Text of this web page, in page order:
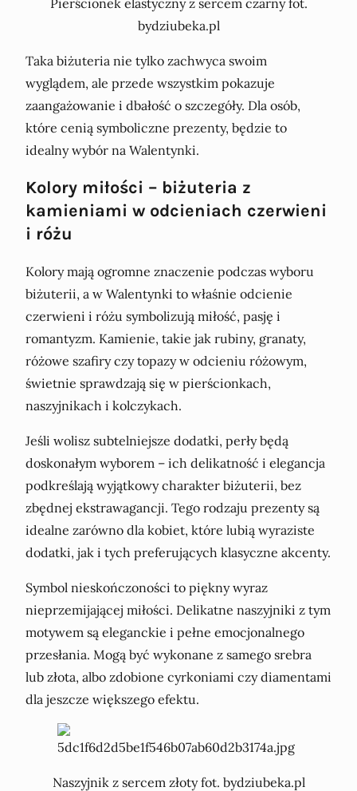
Pierścionek elastyczny z sercem czarny fot.
bydziubeka.pl
Taka biżuteria nie tylko zachwyca swoim
wyglądem, ale przede wszystkim pokazuje
zaangażowanie i dbałość o szczegóły. Dla osób,
które cenią symboliczne prezenty, będzie to
idealny wybór na Walentynki.
Kolory miłości – biżuteria z
kamieniami w odcieniach czerwieni
i różu
Kolory mają ogromne znaczenie podczas wyboru
biżuterii, a w Walentynki to właśnie odcienie
czerwieni i różu symbolizują miłość, pasję i
romantyzm. Kamienie, takie jak rubiny, granaty,
różowe szafiry czy topazy w odcieniu różowym,
świetnie sprawdzają się w pierścionkach,
naszyjnikach i kolczykach.
Jeśli wolisz subtelniejsze dodatki, perły będą
doskonałym wyborem – ich delikatność i elegancja
podkreślają wyjątkowy charakter biżuterii, bez
zbędnej ekstrawagancji. Tego rodzaju prezenty są
idealne zarówno dla kobiet, które lubią wyraziste
dodatki, jak i tych preferujących klasyczne akcenty.
Symbol nieskończoności to piękny wyraz
nieprzemijającej miłości. Delikatne naszyjniki z tym
motywem są eleganckie i pełne emocjonalnego
przesłania. Mogą być wykonane z samego srebra
lub złota, albo zdobione cyrkoniami czy diamentami
dla jeszcze większego efektu.
Naszyjnik z sercem złoty fot. bydziubeka.pl